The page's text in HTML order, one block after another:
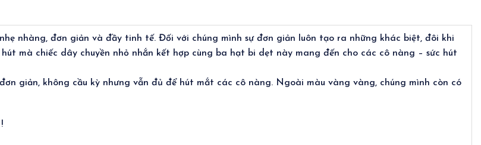
nhàng, đơn giản và đầy tinh tế. Đối với chúng mình sự đơn giản luôn tạo ra những khác biệt, đôi khi
mà chiếc dây chuyền nhỏ nhắn kết hợp cùng ba hạt bi dẹt này mang đến cho các cô nàng – sức hút
giản, không cầu kỳ nhưng vẫn đủ để hút mắt các cô nàng. Ngoài màu vàng vàng, chúng mình còn có